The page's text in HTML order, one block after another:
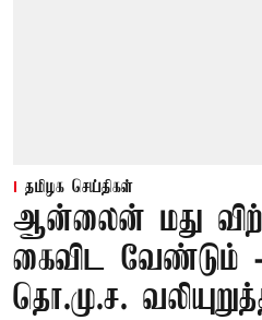
தமிழக செய்திகள்
ஆன்லைன் மது
கைவிட வேண்டும்
தொ.மு.ச.